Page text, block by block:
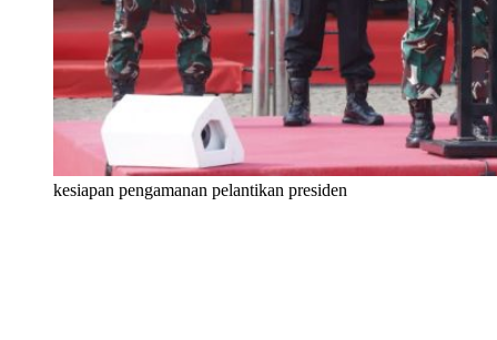
kesiapan pengamanan pelantikan presiden